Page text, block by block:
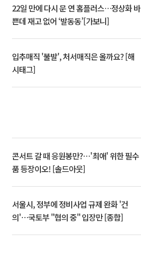
22일 만에 다시 문 연 홈플러스…정상화 바
쁜데 재고 없어 ‘발동동’[가보니]
입추매직 '불발', 처서매직은 올까요? [해
시태그]
콘서트 갈 때 응원봉만?⋯'최애' 위한 필수
품 등장이오! [솔드아웃]
서울시, 정부에 정비사업 규제 완화 '건
의'⋯국토부 "협의 중" 입장만 [종합]